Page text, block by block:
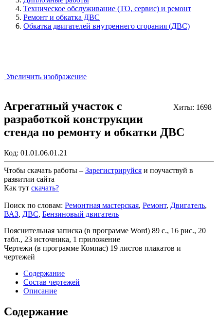
Техническое обслуживание (ТО, сервис) и ремонт
Ремонт и обкатка ДВС
Обкатка двигателей внутреннего сгорания (ДВС)
Увеличить изображение
Хиты: 1698
Агрегатный участок с
разработкой конструкции
стенда по ремонту и обкатки ДВС
Код: 01.01.06.01.21
Чтобы скачать работы – Зарегистрируйся и поучаствуй в
развитии сайта
Как тут скачать?
Поиск по словам: Ремонтная мастерская, Ремонт, Двигатель,
ВАЗ, ДВС, Бензиновый двигатель
Пояснительная записка (в программе Word) 89 с., 16 рис., 20
табл., 23 источника, 1 приложение
Чертежи (в программе Компас) 19 листов плакатов и
чертежей
Содержание
Состав чертежей
Описание
Содержание